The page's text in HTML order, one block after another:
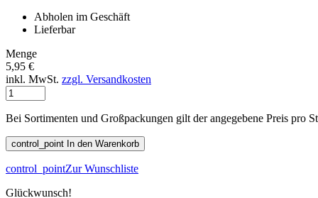
Abholen im Geschäft
Lieferbar
Menge
5,95 €
inkl. MwSt. zzgl. Versandkosten
Bei Sortimenten und Großpackungen gilt der angegebene Preis pro
control_point In den Warenkorb
control_pointZur Wunschliste
Glückwunsch!